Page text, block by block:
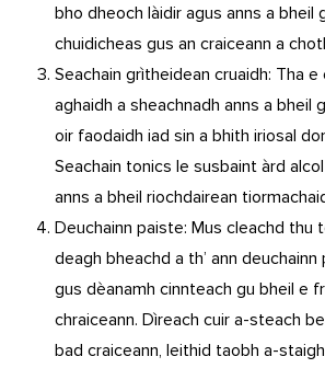
bho dheoch làidir agus anns a bheil
chuidicheas gus an craiceann a
Seachain grìtheidean cruaidh: Tha
aghaidh a sheachnadh anns a bheil
oir faodaidh iad sin a bhith iriosal
Seachain tonics le susbaint àrd
anns a bheil riochdairean
Deuchainn paiste: Mus cleachd thu
deagh bheachd a th’ ann
gus dèanamh cinnteach gu bheil e
chraiceann. Dìreach cuir a-steach
bad craiceann, leithid taobh a-